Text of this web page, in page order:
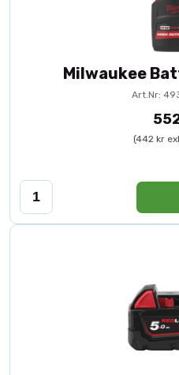
Milwaukee
Art.Nr:
(442 kr